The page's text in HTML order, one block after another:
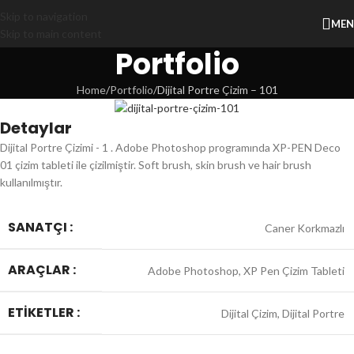
Portfolio
Home Portfolio Dijital Portre Çizim – 101
Detaylar
Dijital Portre Çizimi - 1 . Adobe Photoshop programında XP-PEN Deco
01 çizim tableti ile çizilmiştir. Soft brush, skin brush ve hair brush
kullanılmıştır.
SANATÇI : Caner Korkmazlı
ARAÇLAR : Adobe Photoshop, XP Pen Çizim Tableti
ETIKETLER : Dijital Çizim, Dijital Portre